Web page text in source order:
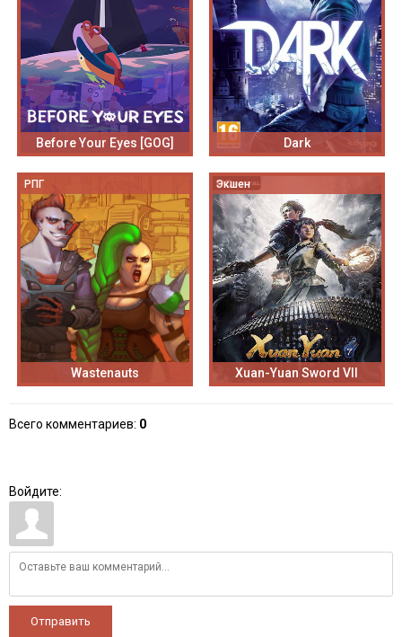
Before Your Eyes [GOG] Dark
РПГ
Wastenauts
Экшен
Xuan-Yuan Sword VII
Всего комментариев: 0
Войдите:
Отправить